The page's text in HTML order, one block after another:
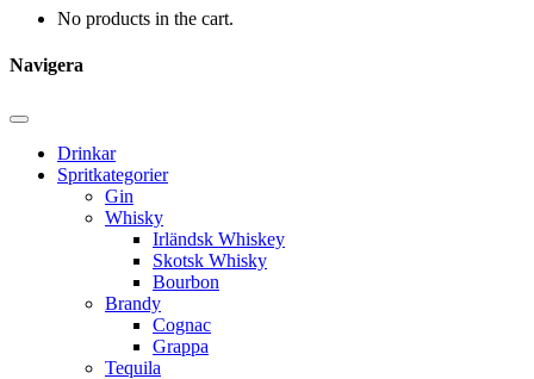
No products in the cart.
Navigera
Drinkar
Spritkategorier
Gin
Whisky
Irländsk Whiskey
Skotsk Whisky
Bourbon
Brandy
Cognac
Grappa
Tequila